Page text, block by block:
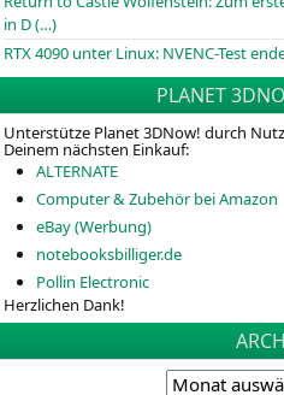
in D (…)
RTX 4090 unter Linux: NVENC-Test
PLANET
Unterstütze Planet 3DNow! durch
Deinem nächsten Einkauf:
ALTERNATE
Computer & Zubehör bei Amazon
eBay (Werbung)
notebooksbilliger.de
Pollin Electronic
Herzlichen Dank!